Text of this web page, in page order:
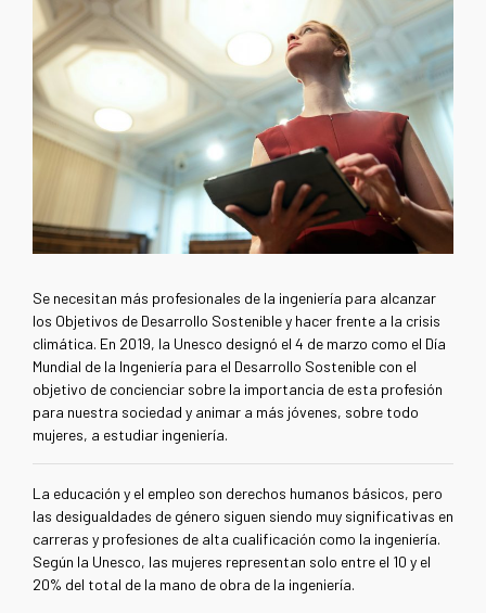
Se necesitan más profesionales de la ingeniería para alcanzar
los Objetivos de Desarrollo Sostenible y hacer frente a la crisis
climática. En 2019, la Unesco designó el 4 de marzo como el Día
Mundial de la Ingeniería para el Desarrollo Sostenible con el
objetivo de concienciar sobre la importancia de esta profesión
para nuestra sociedad y animar a más jóvenes, sobre todo
mujeres, a estudiar ingeniería.
La educación y el empleo son derechos humanos básicos, pero
las desigualdades de género siguen siendo muy significativas en
carreras y profesiones de alta cualificación como la ingeniería.
Según la Unesco, las mujeres representan solo entre el 10 y el
20% del total de la mano de obra de la ingeniería.